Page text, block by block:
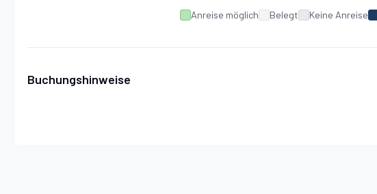
Anreise möglich Belegt Keine Anreise
Buchungshinweise